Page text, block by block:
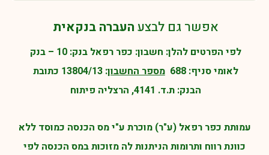
אפשר גם לבצעהעברה בנקאית
לפי הפרטים להלן: חשבון: כפר רפאלבנק:
10 – בנק
לאומיסניף: 688 מספר החשבון:
13804/13 כתובת
הבנק: ת.ד. 4141, הרצליה פיתוח
עמותת כפר רפאל (ע"ר) מוכרת ע"י מס הכנסה כמוסד ללא
כוונת רווח ותרומות הניתנות לה מזוכות במס הכנסה לפי